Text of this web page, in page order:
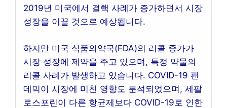
2019년 미국에서 결핵 사례가 증가하면서 시장
성장을 이끌 것으로 예상됩니다.
하지만 미국 식품의약국(FDA)의 리콜 증가가
시장 성장에 제약을 주고 있으며, 특정 약물의
리콜 사례가 발생하고 있습니다. COVID-19 팬
데믹이 시장에 미친 영향도 분석되었으며, 세팔
로스포린이 다른 항균제보다 COVID-19로 인한